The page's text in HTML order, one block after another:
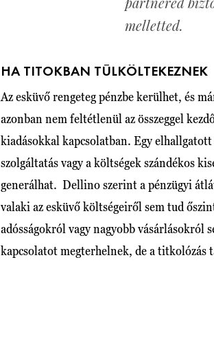
melletted.
HA TITOKBAN TÚLKÖLTEKEZNEK
Az esküvő rengeteg pénzbe kerülhet, és
azonban nem feltétlenül az összeggel
kiadásokkal kapcsolatban. Egy
szolgáltatás vagy a költségek szándékos
generálhat. Dellino szerint a pénzügyi
valaki az esküvő költségeiről sem tud
adósságokról vagy nagyobb
kapcsolatot megterhelnek, de a titkolózás